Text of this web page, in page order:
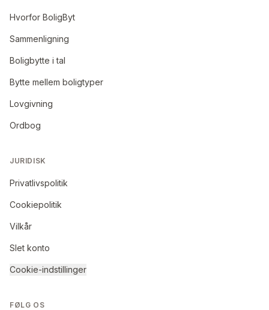
Hvorfor BoligByt
Sammenligning
Boligbytte i tal
Bytte mellem boligtyper
Lovgivning
Ordbog
JURIDISK
Privatlivspolitik
Cookiepolitik
Vilkår
Slet konto
Cookie-indstillinger
FØLG OS